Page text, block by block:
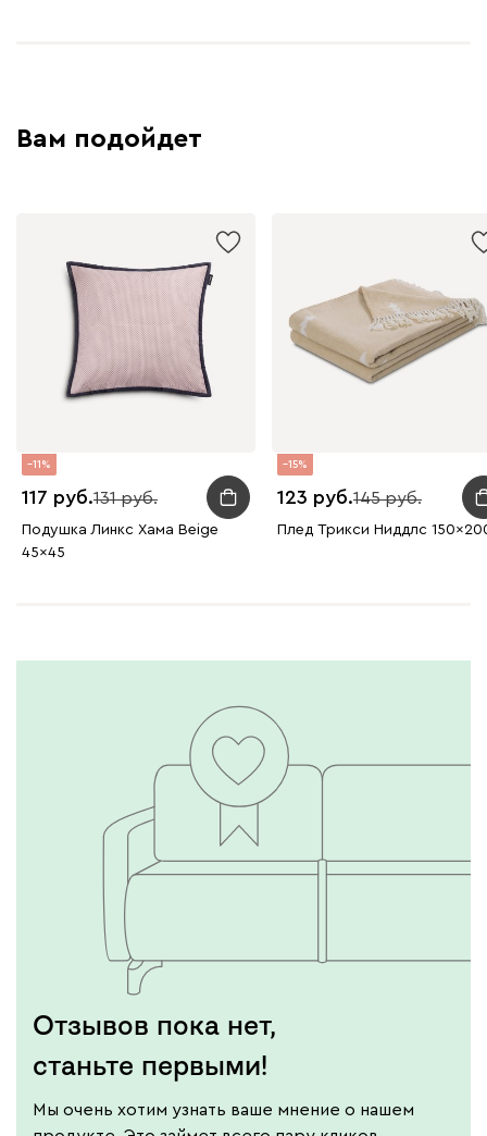
Вам подойдет
11
117 131
Подушка Линкс Хама Beige
45x45
15
123 145
Плед Трикси Ниддлс
Отзывов пока нет,
станьте первыми!
Мы очень хотим узнать ваше мнение о нашем